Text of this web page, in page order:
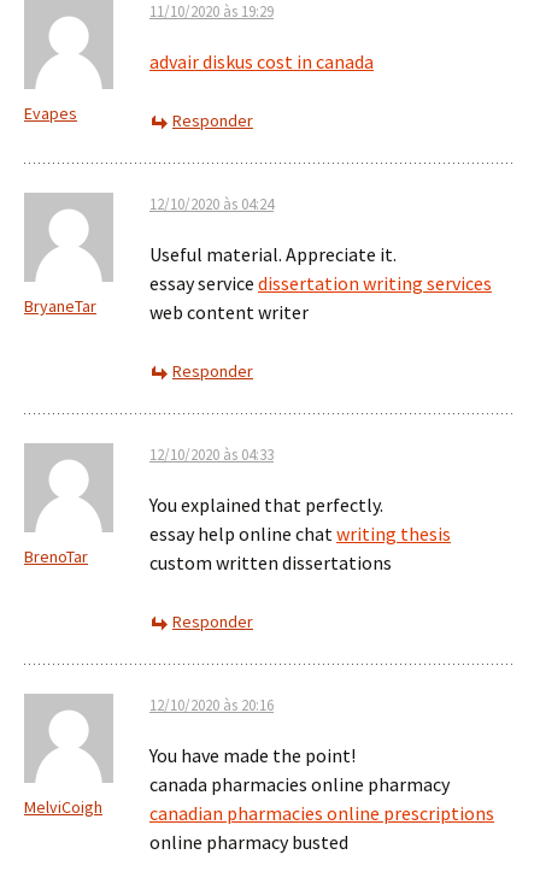
Evapes
11/10/2020 às 19:29
advair diskus cost in canada
Responder
BryaneTar
12/10/2020 às 04:24
Useful material. Appreciate it.
essay service dissertation writing services
web content writer
Responder
BrenoTar
12/10/2020 às 04:33
You explained that perfectly.
essay help online chatwriting thesis
custom written dissertations
Responder
MelviCoigh
12/10/2020 às 20:16
You have made the point!
canada pharmacies online pharmacy
canadian pharmacies online prescriptions
online pharmacy busted